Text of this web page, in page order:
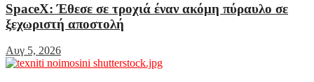
SpaceX: Έθεσε σε τροχιά έναν ακόμη πύραυλο σε
ξεχωριστή αποστολή
Αυγ 5, 2026